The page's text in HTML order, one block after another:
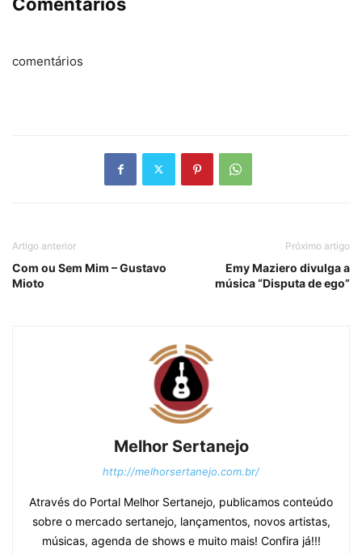
comentários
Artigo anterior
Com ou Sem Mim – Gustavo
Mioto
Próximo artigo
Emy Maziero divulga a
música “Disputa de ego”
Melhor Sertanejo
http://melhorsertanejo.com.br/
Através do Portal Melhor Sertanejo, publicamos conteúdo
sobre o mercado sertanejo, lançamentos, novos artistas,
músicas, agenda de shows e muito mais! Confira já!!!